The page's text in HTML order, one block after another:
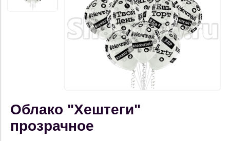
Облако "Хештеги"
прозрачное